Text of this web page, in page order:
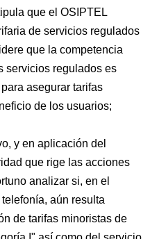
que el OSIPTEL
de servicios regulados
que la competencia
servicios regulados es
asegurar tarifas
de los usuarios;
y en aplicación del
que rige las acciones
analizar si, en el
aún resulta
de tarifas minoristas de